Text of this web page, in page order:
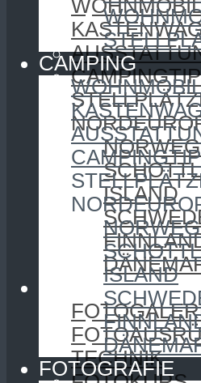
ISLAND
FOTOGRAFIE
TECHNIK
CAMPING
ISLAND
FOTOGRAFIE